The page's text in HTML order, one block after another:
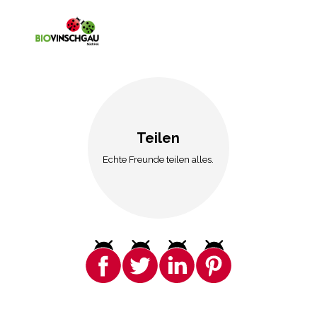
Teilen
Echte Freunde teilen alles.